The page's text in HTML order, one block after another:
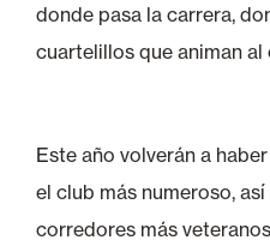
donde pasa la carrera,
cuartelillos que animan
Este año volverán a
el club más numeroso,
corredores más